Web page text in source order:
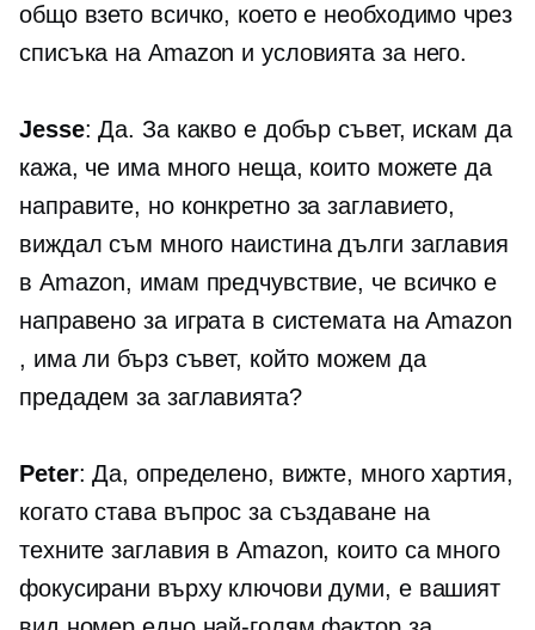
общо взето всичко, което е необходимо чрез
списъка на Amazon и условията за него.
Jesse: Да. За какво е добър съвет, искам да
кажа, че има много неща, които можете да
направите, но конкретно за заглавието,
виждал съм много наистина дълги заглавия
в Amazon, имам предчувствие, че всичко е
направено за играта в системата на Amazon
, има ли бърз съвет, който можем да
предадем за заглавията?
Peter: Да, определено, вижте, много хартия,
когато става въпрос за създаване на
техните заглавия в Amazon, които са много
фокусирани върху ключови думи, е вашият